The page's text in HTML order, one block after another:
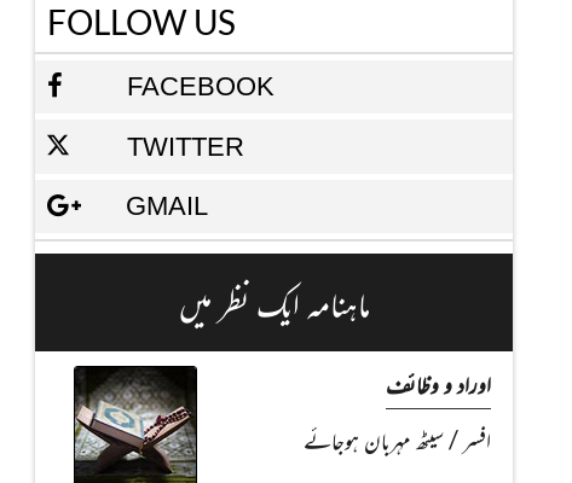
FOLLOW US
FACEBOOK
TWITTER
GMAIL
ماہنامہ ایک نظر میں
اوراد و وظائف
افسر / سیٹھ مہربان ہوجائے